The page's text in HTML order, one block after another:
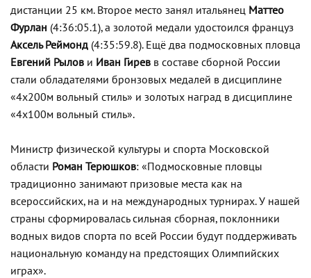
дистанции 25 км. Второе место занял итальянец Маттео
Фурлан (4:36:05.1), а золотой медали удостоился француз
Аксель Реймонд (4:35:59.8). Ещё два подмосковных пловца
Евгений Рылов и Иван Гирев в составе сборной России
стали обладателями бронзовых медалей в дисциплине
«4х200м вольный стиль» и золотых наград в дисциплине
«4х100м вольный стиль».
Министр физической культуры и спорта Московской
области Роман Терюшков: «Подмосковные пловцы
традиционно занимают призовые места как на
всероссийских, на и на международных турнирах. У нашей
страны сформировалась сильная сборная, поклонники
водных видов спорта по всей России будут поддерживать
национальную команду на предстоящих Олимпийских
играх».